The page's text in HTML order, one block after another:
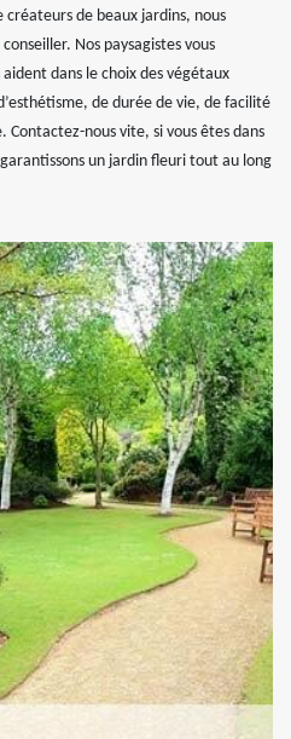
créateurs de beaux jardins, nous
Nos paysagistes vous
dans le choix des végétaux
de durée de vie, de facilité
Contactez-nous vite, si vous êtes dans
garantissons un jardin fleuri tout au long